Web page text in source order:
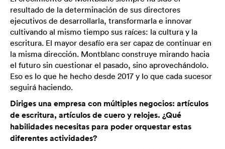
resultado de la determinación de sus directores
ejecutivos de desarrollarla, transformarla e innovar
cultivando al mismo tiempo sus raíces: la cultura y la
escritura. El mayor desafío era ser capaz de continuar en
la misma dirección. Montblanc construye mirando hacia
el futuro sin cuestionar el pasado, sino aprovechándolo.
Eso es lo que he hecho desde 2017 y lo que cada sucesor
seguirá haciendo.
Diriges una empresa con múltiples negocios: artículos
de escritura, artículos de cuero y relojes. ¿Qué
habilidades necesitas para poder orquestar estas
diferentes actividades?